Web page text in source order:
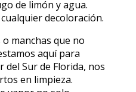
de limón y agua.
decoloración.
manchas que no
aquí para
del Sur de Florida, nos
en limpieza.